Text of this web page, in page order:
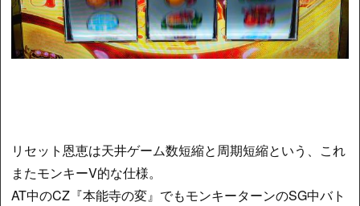
リセット恩恵は天井ゲーム数短縮と周期短縮という、これ
またモンキーV的な仕様。
AT中のCZ『本能寺の変』でもモンキーターンのSG中バト